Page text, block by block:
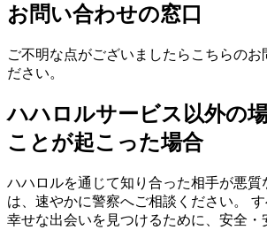
お問い合わせの窓口
ご不明な点がございましたらこちらのお
ださい。
ハハロルサービス以外の
ことが起こった場合
ハハロルを通じて知り合った相手が悪質
は、速やかに警察へご相談ください。
幸せな出会いを見つけるために、安全・